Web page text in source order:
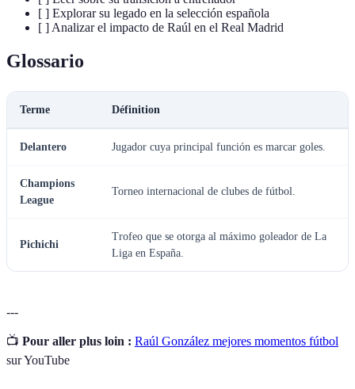
[ ] Explorar su legado en la selección española
[ ] Analizar el impacto de Raúl en el Real Madrid
Glossario
Terme Définition
Delantero Jugador cuya principal función es marcar goles.
Champions
League
Torneo internacional de clubes de fútbol.
Pichichi
Trofeo que se otorga al máximo goleador de La
Liga en España.
---
📺 Pour aller plus loin : Raúl González mejores momentos fútbol
sur YouTube